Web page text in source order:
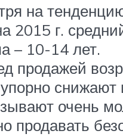
на
2015 г.
– 10-14 лет.
продажей
снижают
очень